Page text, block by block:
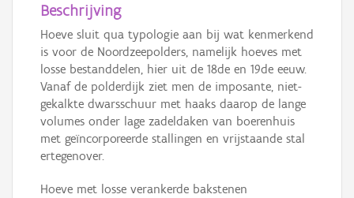
Beschrijving
Hoeve sluit qua typologie aan bij wat kenmerkend
is voor de Noordzeepolders, namelijk hoeves met
losse bestanddelen, hier uit de 18de en 19de eeuw.
Vanaf de polderdijk ziet men de imposante, niet-
gekalkte dwarsschuur met haaks daarop de lange
volumes onder lage zadeldaken van boerenhuis
met geïncorporeerde stallingen en vrijstaande stal
ertegenover.
Hoeve met losse verankerde bakstenen